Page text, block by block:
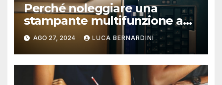
Perché noleggiare una
stampante multifunzione a
Roma?
AGO 27, 2024 LUCA BERNARDINI